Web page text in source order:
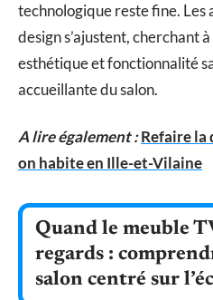
technologique reste fine.
design s’ajustent, cherchant
esthétique et fonctionnalité
accueillante du salon.
A lire également :Refaire la
on habite en Ille-et-Vilaine
Quand le meuble
regards :
salon centré sur